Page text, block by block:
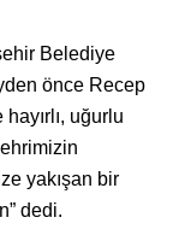
Belediye
önce Recep
uğurlu
yakışan bir
dedi.